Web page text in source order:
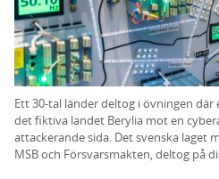
Ett 30-tal länder deltog i övningen
det fiktiva landet Berylia mot en
attackerande sida. Det svenska laget
MSB och Försvarsmakten, deltog på